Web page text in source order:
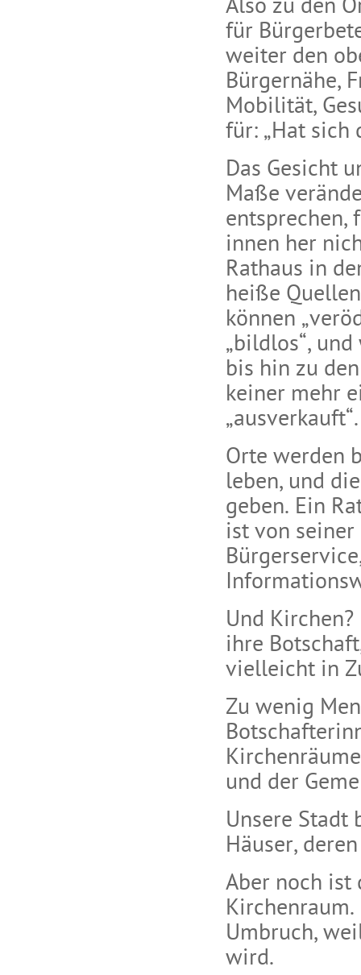
Also zu den
für
weiter den
Bürgernähe,
Mobilität,
für: „Hat sich
Das Gesicht
Maße
entsprechen,
innen her
Rathaus in
heiße
können
„bildlos“,
bis hin zu
keiner mehr
„ausverkauft“.
Orte werden
leben, und
geben. Ein
ist von seiner
Und
ihre
vielleicht in
Zu wenig
und der
Unsere Stadt
Häuser,
Aber noch ist
Umbruch,
wird.